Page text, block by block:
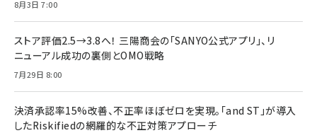
8月3日 7:00
ストア評価2.5→3.8へ！ 三陽商会の「SANYO公式アプリ」、リ
ニューアル成功の裏側とOMO戦略
7月29日 8:00
決済承認率15%改善、不正率ほぼゼロを実現。「and ST」が導入
したRiskifiedの網羅的な不正対策アプローチ